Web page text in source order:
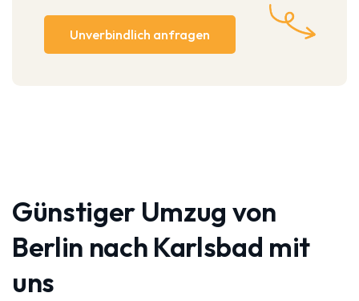
Unverbindlich anfragen
Günstiger Umzug von
Berlin nach Karlsbad mit
uns